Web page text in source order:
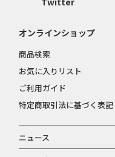
ニュース
オンラインショップ
商品検索
お気に入りリスト
ご利用ガイド
特定商取引法に基づく表記